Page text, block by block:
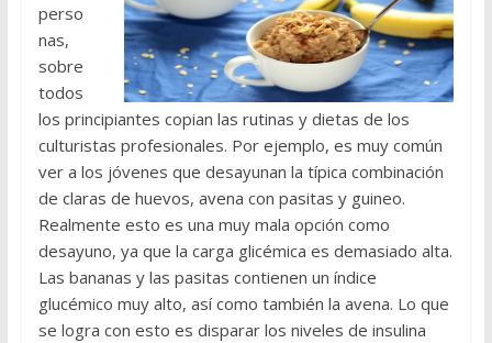
perso
nas,
sobre
todos
los principiantes copian las rutinas y dietas de los
culturistas profesionales. Por ejemplo, es muy común
ver a los jóvenes que desayunan la típica combinación
de claras de huevos, avena con pasitas y guineo.
Realmente esto es una muy mala opción como
desayuno, ya que la carga glicémica es demasiado alta.
Las bananas y las pasitas contienen un índice
glucémico muy alto, así como también la avena. Lo que
se logra con esto es disparar los niveles de insulina